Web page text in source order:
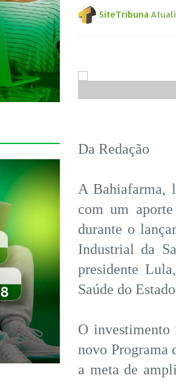
SiteTribuna
Da Redação
A Bahiafarma,
com um
durante o
Industrial da
presidente
Saúde do
O investimento
novo Programa
a meta de